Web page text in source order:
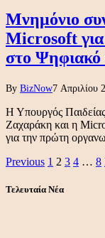
Μνημόνιο
Microsoft
στο Ψηφιακό
By BizNow7 Απριλίου
Η Υπουργός
Ζαχαράκη και η
για την πρώτη
Previous 1 2 3 4 … 8
Τελευταία Νέα